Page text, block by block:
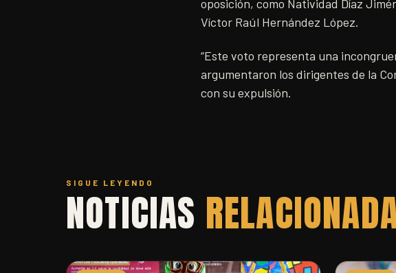
oposición, como Natividad Díaz
Víctor Raúl Hernández López.
“Este voto representa una
argumentaron los dirigentes de la
con su expulsión.
SIGUE LEYENDO
NOTICIAS